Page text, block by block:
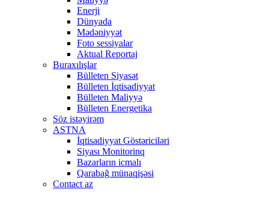
Enerji
Dünyada
Mədəniyyət
Foto sessiyalar
Aktual Reportaj
Buraxılışlar
Bülleten Siyasət
Bülleten İqtisadiyyat
Bülleten Maliyyə
Bülleten Energetika
Söz istəyirəm
ASTNA
İqtisadiyyat Göstəriciləri
Siyası Monitorinq
Bazarların icmalı
Qarabağ münaqişəsi
Contact az